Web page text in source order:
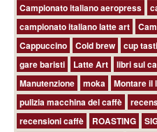
Campionato italiano aeropress
campionato italiano latte art
Cappuccino
Cold brew cup
gare baristi
Latte Art libri sul
Manutenzione
moka Montare il
pulizia macchina del caffè
recensioni caffè
ROASTING